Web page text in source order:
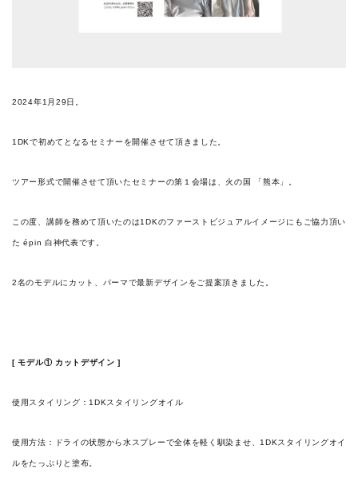
2024年1月29日。
1DKで初めてとなるセミナーを開催させて頂きました。
ツアー形式で開催させて頂いたセミナーの第１会場は、火の国 「熊本」。
この度、講師を務めて頂いたのは1DKのファーストビジュアルイメージにもご協力頂い
た épin 白神代表です。
2名のモデルにカット、パーマで最新デザインをご提案頂きました。
[ モデル① カットデザイン ]
使用スタイリング：1DKスタイリングオイル
使用方法：ドライの状態から水スプレーで全体を軽く馴染ませ、1DKスタイリングオイ
ルをたっぷりと塗布。